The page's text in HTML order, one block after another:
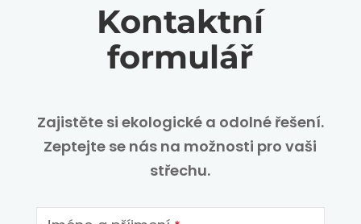
Kontaktní
formulář
Zajistěte si ekologické a odolné řešení.
Zeptejte se nás na možnosti pro vaši
střechu.